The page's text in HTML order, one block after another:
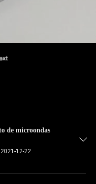
de microondas
2021-12-22